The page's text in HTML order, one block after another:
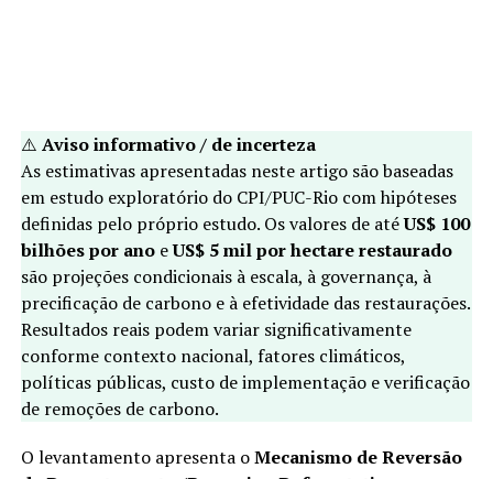
⚠️ Aviso informativo / de incerteza
As estimativas apresentadas neste artigo são baseadas
em estudo exploratório do CPI/PUC-Rio com hipóteses
definidas pelo próprio estudo. Os valores de atéUS$ 100
bilhões por anoeUS$ 5 mil por hectare restaurado
são projeções condicionais à escala, à governança, à
precificação de carbono e à efetividade das restaurações.
Resultados reais podem variar significativamente
conforme contexto nacional, fatores climáticos,
políticas públicas, custo de implementação e verificação
de remoções de carbono.
O levantamento apresenta oMecanismo de Reversão